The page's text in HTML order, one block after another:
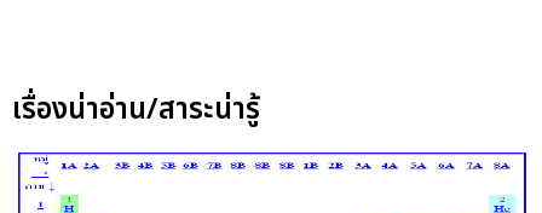
เรื่องน่าอ่าน/สาระน่ารู้